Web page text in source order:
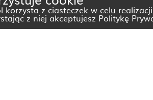
korzysta z ciasteczek w celu
z niej akceptujesz Politykę